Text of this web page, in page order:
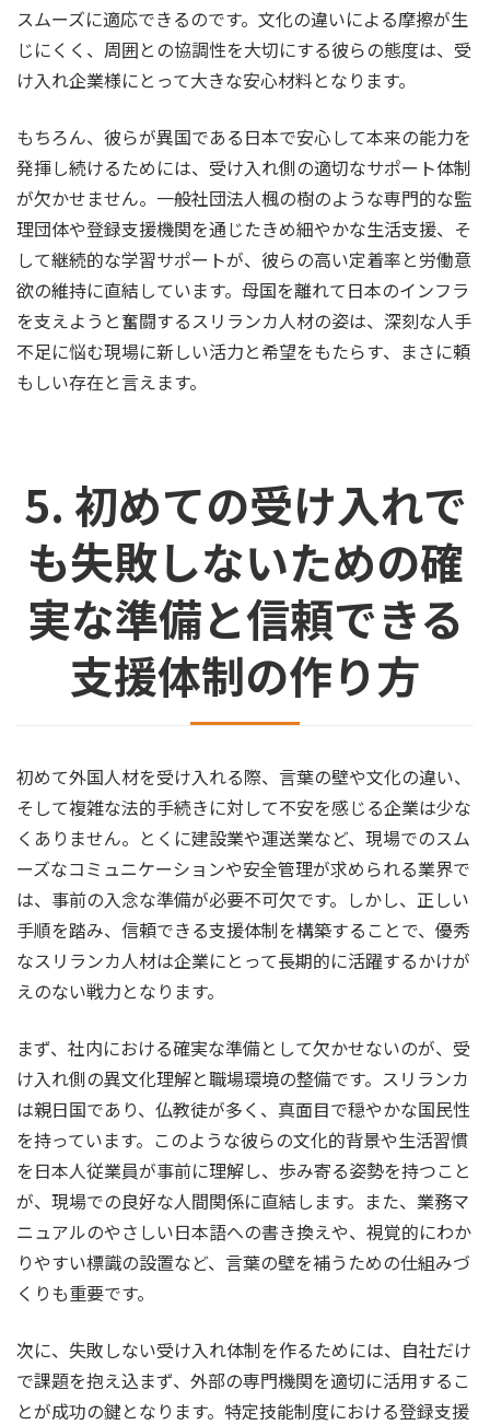
スムーズに適応できるのです。文化の違いによる摩擦が生
じにくく、周囲との協調性を大切にする彼らの態度は、受
け入れ企業様にとって大きな安心材料となります。
もちろん、彼らが異国である日本で安心して本来の能力を
発揮し続けるためには、受け入れ側の適切なサポート体制
が欠かせません。一般社団法人楓の樹のような専門的な監
理団体や登録支援機関を通じたきめ細やかな生活支援、そ
して継続的な学習サポートが、彼らの高い定着率と労働意
欲の維持に直結しています。母国を離れて日本のインフラ
を支えようと奮闘するスリランカ人材の姿は、深刻な人手
不足に悩む現場に新しい活力と希望をもたらす、まさに頼
もしい存在と言えます。
5. 初めての受け入れで
も失敗しないための確
実な準備と信頼できる
支援体制の作り方
初めて外国人材を受け入れる際、言葉の壁や文化の違い、
そして複雑な法的手続きに対して不安を感じる企業は少な
くありません。とくに建設業や運送業など、現場でのスム
ーズなコミュニケーションや安全管理が求められる業界で
は、事前の入念な準備が必要不可欠です。しかし、正しい
手順を踏み、信頼できる支援体制を構築することで、優秀
なスリランカ人材は企業にとって長期的に活躍するかけが
えのない戦力となります。
まず、社内における確実な準備として欠かせないのが、受
け入れ側の異文化理解と職場環境の整備です。スリランカ
は親日国であり、仏教徒が多く、真面目で穏やかな国民性
を持っています。このような彼らの文化的背景や生活習慣
を日本人従業員が事前に理解し、歩み寄る姿勢を持つこと
が、現場での良好な人間関係に直結します。また、業務マ
ニュアルのやさしい日本語への書き換えや、視覚的にわか
りやすい標識の設置など、言葉の壁を補うための仕組みづ
くりも重要です。
次に、失敗しない受け入れ体制を作るためには、自社だけ
で課題を抱え込まず、外部の専門機関を適切に活用するこ
とが成功の鍵となります。特定技能制度における登録支援